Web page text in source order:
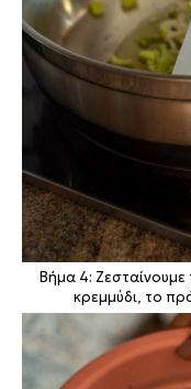
Βήμα 4:
κρεμμύδι, το